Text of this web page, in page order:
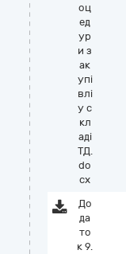
оц
ед
ур
и з
ак
упі
влі
у с
кл
аді
ТД.
do
cx
До
да
то
к 9.